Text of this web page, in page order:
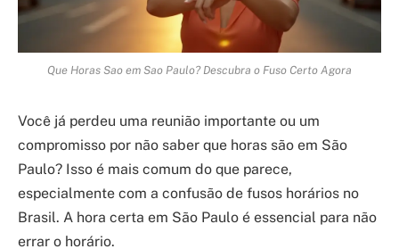
Que Horas Sao em Sao Paulo? Descubra o Fuso Certo Agora
Você já perdeu uma reunião importante ou um
compromisso por não saber que horas são em São
Paulo? Isso é mais comum do que parece,
especialmente com a confusão de fusos horários no
Brasil. A hora certa em São Paulo é essencial para não
errar o horário.